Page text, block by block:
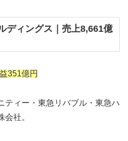
ディングス｜売上8,661億
351億円
ティー・東急リバブル・東急ハ
会社。